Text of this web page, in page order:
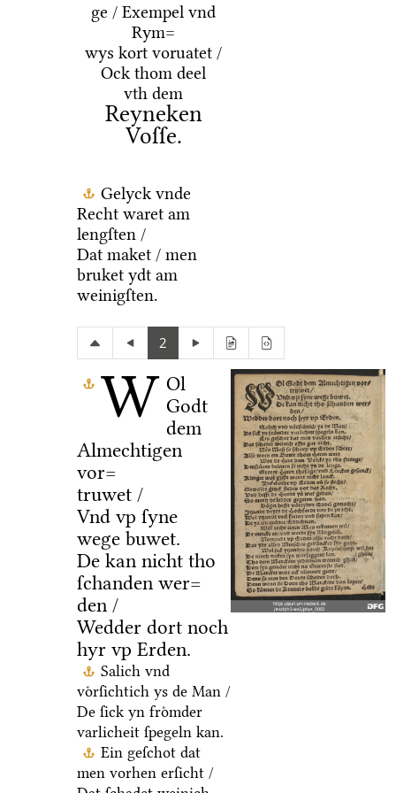
ge / Exempel vnd
Rym=
wys kort voruatet /
Ock thom deel
vth dem
Reyneken
Voſſe.
Gelyck vnde
Recht waret am
lengſten /
Dat maket / men
bruket ydt am
weinigſten.
2
W Ol
Godt
dem
Almechtigen
vor=
truwet /
Vnd vp ſyne
wege buwet.
De kan nicht tho
ſchanden wer=
den /
Wedder dort noch
hyr vp Erden.
Salich vnd
voͤrſichtich ys de Man /
De ſick yn froͤmder
varlicheit ſpegeln kan.
Ein geſchot dat
men vorhen erſicht /